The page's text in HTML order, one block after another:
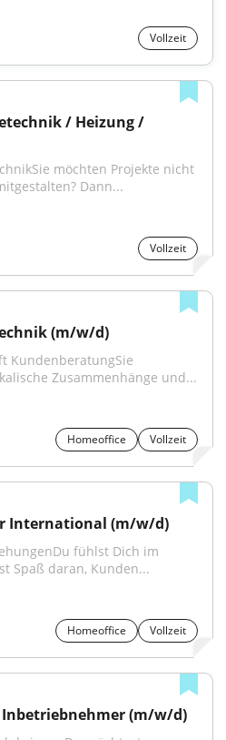
Vollzeit
/ Heizung /
möchten Projekte nicht
Dann...
Vollzeit
(m/w/d)
KundenberatungSie
Zusammenhänge und...
Homeoffice Vollzeit
International (m/w/d)
fühlst Dich im
Spaß daran, Kunden...
Homeoffice Vollzeit
Inbetriebnehmer (m/w/d)